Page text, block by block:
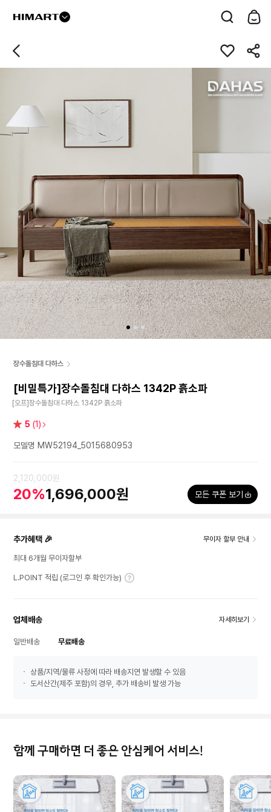
장수돌침대 다하스
[비밀특가]장수돌침대 다하스 1342P 흙소파
[오프]장수돌침대 다하스 1342P 흙소파
별 5 (1)
모델명 MW52194_5015680953
2,120,000원
20%1,696,000원 모든 쿠폰 보기
추가혜택 🎉 무이자 할부 안내
최대 6개월 무이자할부
L.POINT 적립 (로그인 후 확인가능)
업체배송 자세히보기
일반배송 무료배송
상품/지역/물류 사정에 따라 배송지연 발생할 수 있음
도서산간(제주 포함)의 경우, 추가 배송비 발생 가능
함께 구매하면 더 좋은 안심케어 서비스!